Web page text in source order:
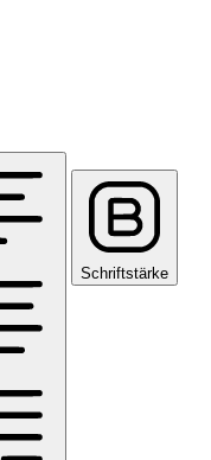
Schriftstärke